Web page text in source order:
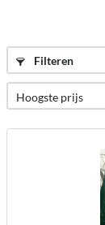
Filteren